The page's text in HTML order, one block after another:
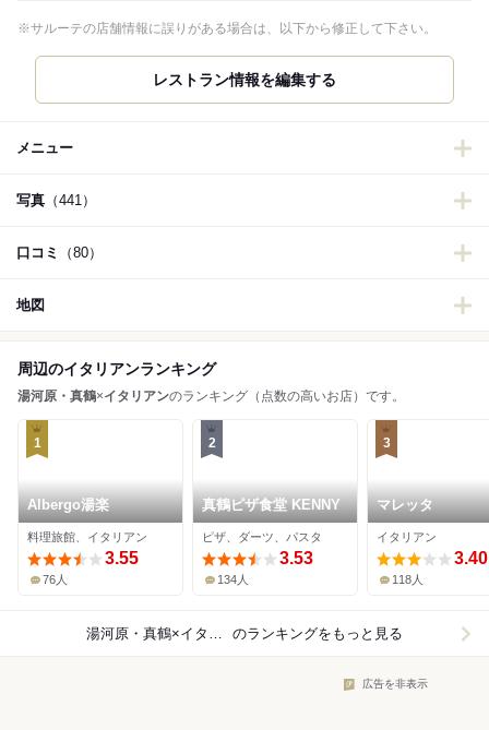
※サルーテの店舗情報に誤りがある場合は、以下から修正して下さい。
レストラン情報を編集する
メニュー
写真 （441）
口コミ （80）
地図
周辺のイタリアンランキング
湯河原・真鶴×イタリアンのランキング（点数の高いお店）です。
1
Albergo湯楽
料理旅館、イタリアン
3.55
76人
2
真鶴ピザ食堂 KENNY
ピザ、ダーツ、パスタ
3.53
134人
3
マレッタ
イタリアン
3.40
118人
湯河原・真鶴×イタリアン のランキングをもっと見る
広告を非表示